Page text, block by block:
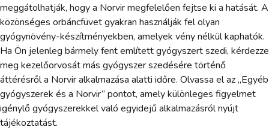
meggátolhatják, hogy a Norvir megfelelően fejtse ki a hatását. A
közönséges orbáncfüvet gyakran használják fel olyan
gyógynövény-készítményekben, amelyek vény nélkül kaphatók.
Ha Ön jelenleg bármely fent említett gyógyszert szedi, kérdezze
meg kezelőorvosát más gyógyszer szedésére történő
áttérésről a Norvir alkalmazása alatti időre. Olvassa el az „Egyéb
gyógyszerek és a Norvir” pontot, amely különleges figyelmet
igénylő gyógyszerekkel való egyidejű alkalmazásról nyújt
tájékoztatást.